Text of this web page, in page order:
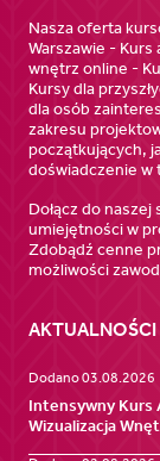
Nasza oferta
Warszawie -
wnętrz online -
Kursy dla
dla osób
zakresu
początkujących,
doświadczenie w
Dołącz do
umiejętności w
Zdobądź cenne
możliwości
AKTUALNOŚCI
Dodano 03.08.2026
Intensywny Kurs
Wizualizacja